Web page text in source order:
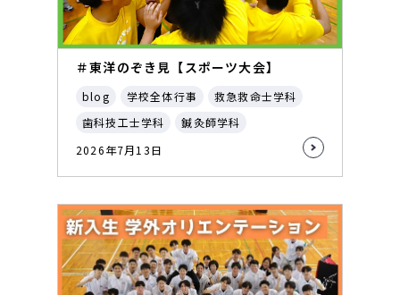
＃東洋のぞき見【スポーツ大会】
blog 学校全体行事
救急救命士学科
歯科技工士学科
鍼灸師学科
2026年7月13日